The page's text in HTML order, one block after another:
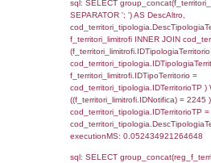
el_regioni_1 ON
executionMS:
sql: SELECT
executionMS: